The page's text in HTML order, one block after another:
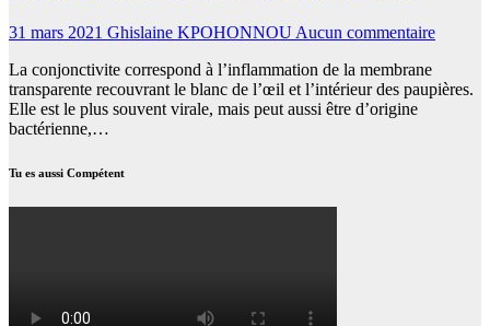
31 mars 2021 Ghislaine KPOHONNOU Aucun commentaire
La conjonctivite correspond à l’inflammation de la membrane
transparente recouvrant le blanc de l’œil et l’intérieur des paupières.
Elle est le plus souvent virale, mais peut aussi être d’origine
bactérienne,…
Tu es aussi Compétent